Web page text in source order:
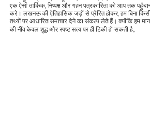
एक ऐसी तार्किक, निष्पक्ष और गहन पत्रकारिता को आप तक
करे। लखनऊ की ऐतिहासिक जड़ों से प्रेरित होकर, हम बिना
तथ्यों पर आधारित समाचार देने का संकल्प लेते हैं। क्योंकि हम
की नींव केवल शुद्ध और स्पष्ट सत्य पर ही टिकी हो सकती है。